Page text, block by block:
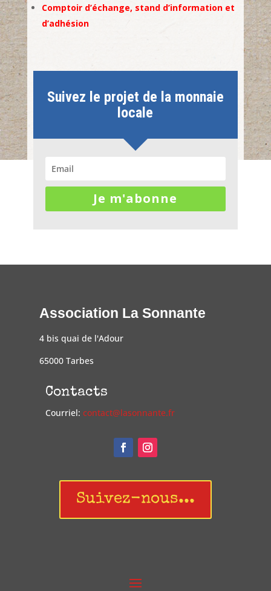
Comptoir d’échange, stand d’information et
d’adhésion
Suivez le projet de la monnaie
locale
Je m'abonne
Association La Sonnante
4 bis quai de l'Adour
65000 Tarbes
Contacts
Courriel: contact@lasonnante.fr
Suivez-nous...